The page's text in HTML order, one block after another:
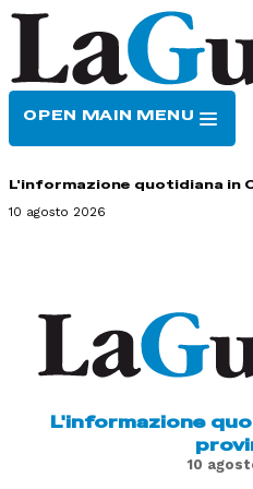
OPEN MAIN MENU
L'informazione quotidiana in
10 agosto 2026
L'informazione
10